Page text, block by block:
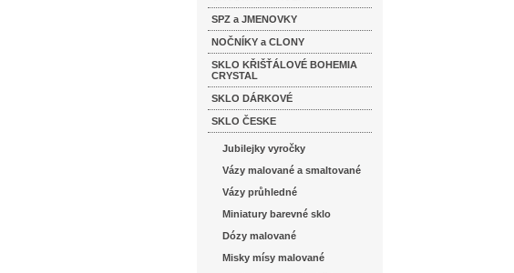
SPZ a JMENOVKY
NOČNÍKY a CLONY
SKLO KŘIŠŤÁLOVÉ BOHEMIA
CRYSTAL
SKLO DÁRKOVÉ
SKLO ČESKE
Jubilejky vyročky
Vázy malované a smaltované
Vázy průhledné
Miniatury barevné sklo
Dózy malované
Misky mísy malované